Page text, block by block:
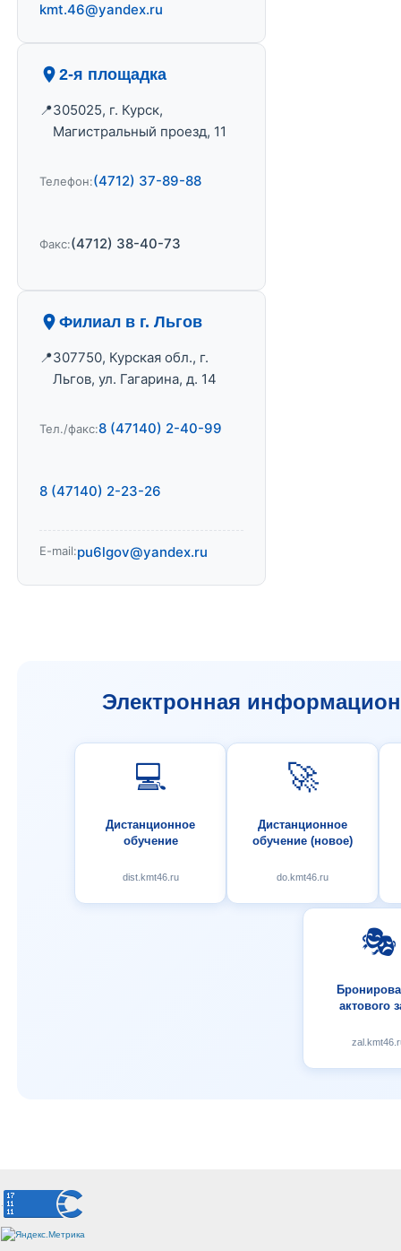
kmt.46@yandex.ru
2-я площадка
305025, г. Курск,
Магистральный проезд, 11
Телефон:(4712) 37-89-88
Факс:(4712) 38-40-73
Филиал в г. Льгов
307750, Курская обл., г.
Льгов, ул. Гагарина, д. 14
Тел./факс:8 (47140) 2-40-99
8 (47140) 2-23-26
E-mail:pu6lgov@yandex.ru
Электронная
💻
Дистанционное
обучение
dist.kmt46.ru
🚀
Дистанционное
обучение (новое)
do.kmt46.ru
🎭
актового
.